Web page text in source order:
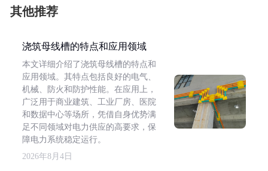
其他推荐
浇筑母线槽的特点和应用领域
本文详细介绍了浇筑母线槽的特点和
应用领域。其特点包括良好的电气、
机械、防火和防护性能。在应用上，
广泛用于商业建筑、工业厂房、医院
和数据中心等场所，凭借自身优势满
足不同领域对电力供应的高要求，保
障电力系统稳定运行。
2026年8月4日